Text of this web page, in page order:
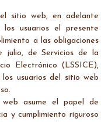
sitio web, en adelante
los usuarios el presente
a las obligaciones
julio, de Servicios de la
Electrónico (LSSICE),
usuarios del sitio web
asume el papel de
y cumplimiento riguroso